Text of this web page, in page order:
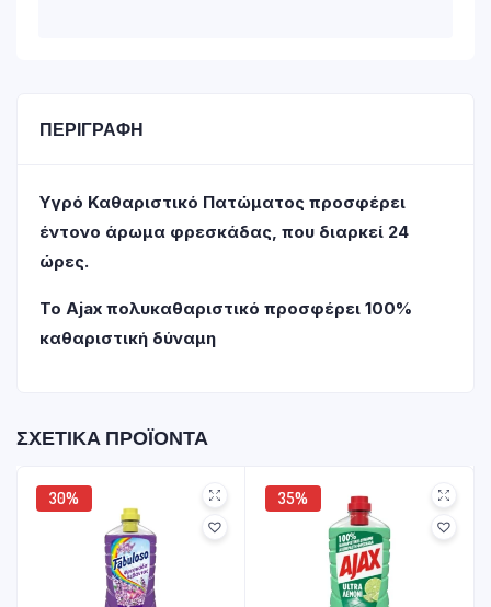
ΠΕΡΙΓΡΑΦΉ
Υγρό Καθαριστικό Πατώματος προσφέρει
έντονο άρωμα φρεσκάδας, που διαρκεί 24
ώρες.
Το Ajax πολυκαθαριστικό προσφέρει 100%
καθαριστική δύναμη
ΣΧΕΤΙΚΆ ΠΡΟΪΌΝΤΑ
30% 35%